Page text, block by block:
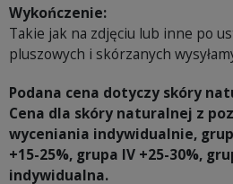
Wykończenie:
Takie jak na zdjęciu lub inne po
pluszowych i skórzanych
Podana cena dotyczy skóry
Cena dla skóry naturalnej z
wyceniania indywidualnie,
+15-25%, grupa IV +25-30%,
indywidualna.